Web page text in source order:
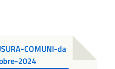
COMUNI-da
2024